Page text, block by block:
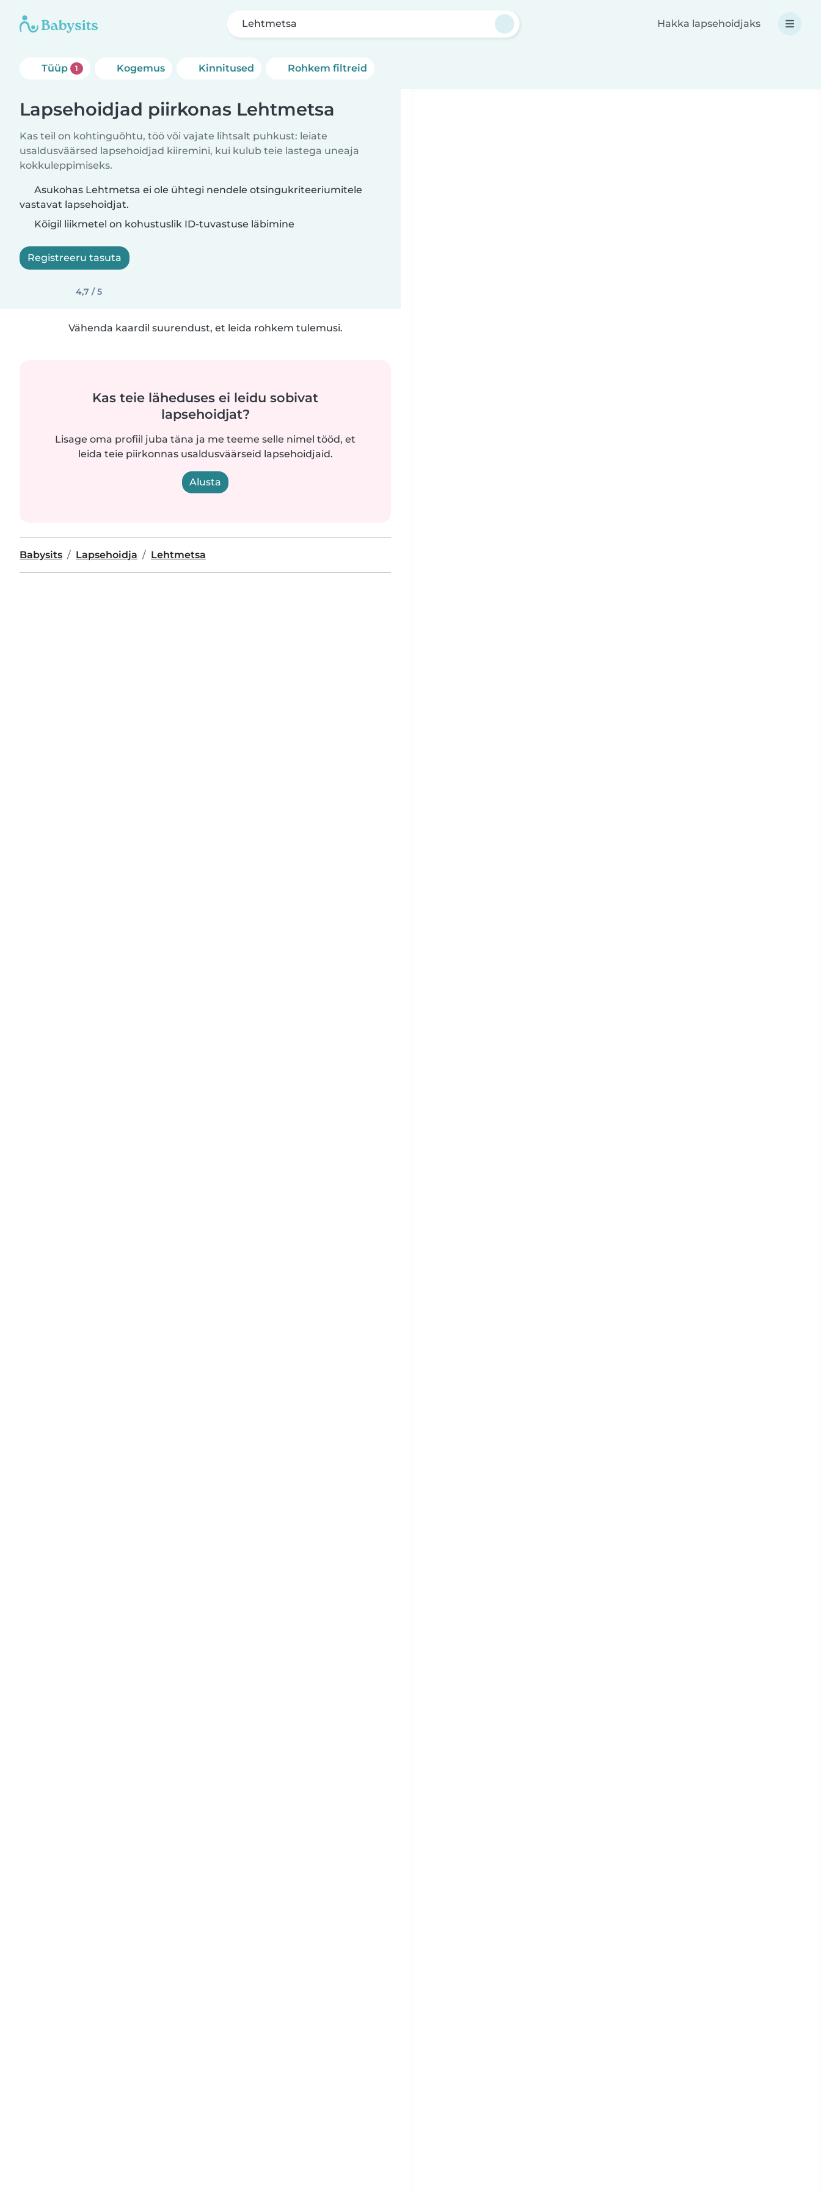
Lehtmetsa Hakka lapsehoidjaks
Tüüp 1 Kogemus Kinnitused Rohkem filtreid
Lapsehoidjad piirkonas Lehtmetsa
Kas teil on kohtinguõhtu, töö või vajate lihtsalt puhkust: leiate
usaldusväärsed lapsehoidjad kiiremini, kui kulub teie lastega uneaja
kokkuleppimiseks.
Asukohas Lehtmetsa ei ole ühtegi nendele otsingukriteeriumitele
vastavat lapsehoidjat.
Kõigil liikmetel on kohustuslik ID-tuvastuse läbimine
Registreeru tasuta
4,7 / 5
Vähenda kaardil suurendust, et leida rohkem tulemusi.
Kas teie läheduses ei leidu sobivat
lapsehoidjat?
Lisage oma profiil juba täna ja me teeme selle nimel tööd, et
leida teie piirkonnas usaldusväärseid lapsehoidjaid.
Alusta
Babysits Lapsehoidja Lehtmetsa